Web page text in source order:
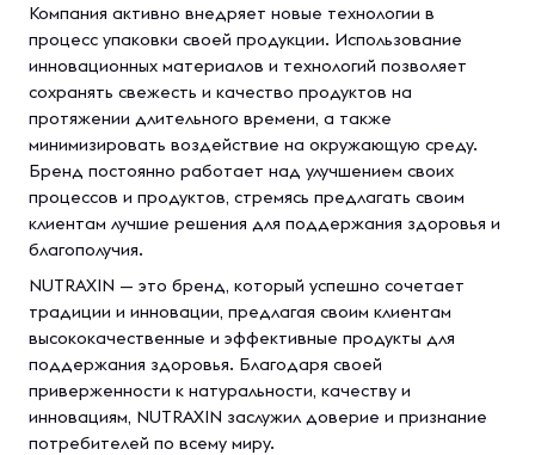
Компания активно внедряет новые технологии в
процесс упаковки своей продукции. Использование
инновационных материалов и технологий позволяет
сохранять свежесть и качество продуктов на
протяжении длительного времени, а также
минимизировать воздействие на окружающую среду.
Бренд постоянно работает над улучшением своих
процессов и продуктов, стремясь предлагать своим
клиентам лучшие решения для поддержания здоровья и
благополучия.
NUTRAXIN — это бренд, который успешно сочетает
традиции и инновации, предлагая своим клиентам
высококачественные и эффективные продукты для
поддержания здоровья. Благодаря своей
приверженности к натуральности, качеству и
инновациям, NUTRAXIN заслужил доверие и признание
потребителей по всему миру.